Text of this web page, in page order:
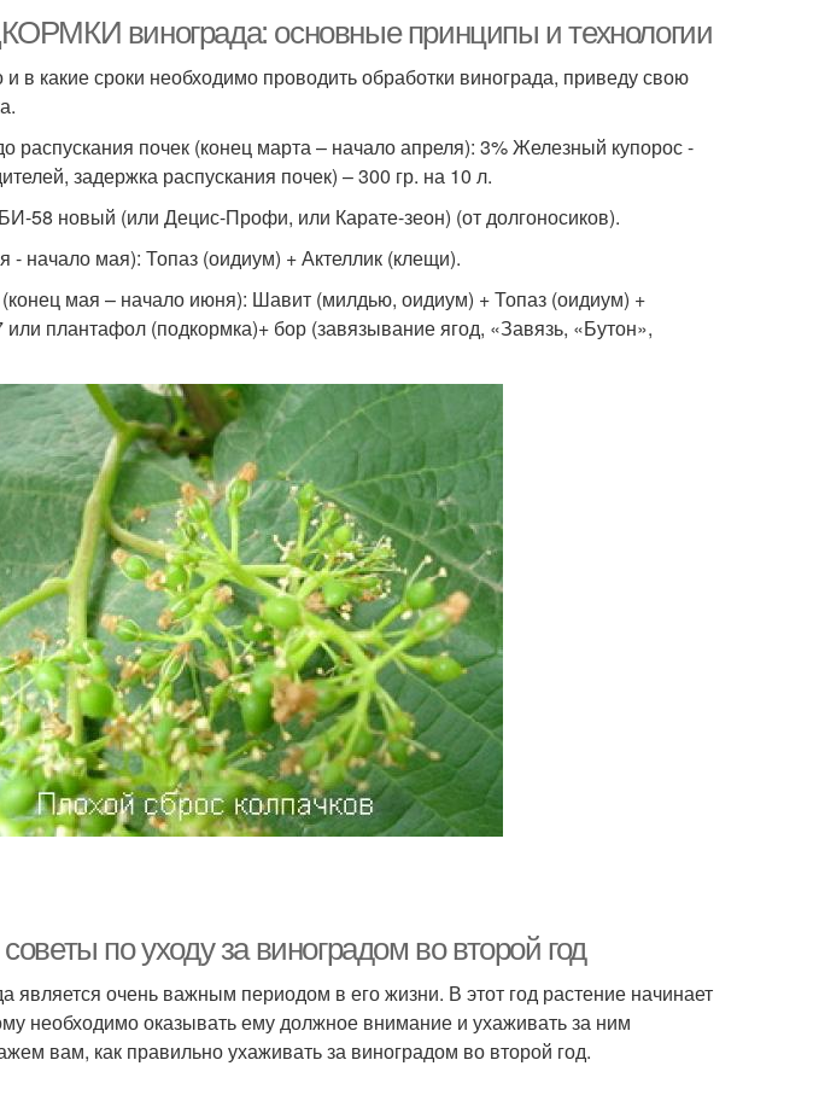
винограда: основные принципы и технологии
и в какие сроки необходимо проводить обработки винограда, приведу свою
распускания почек (конец марта – начало апреля): 3% Железный купорос -
задержка распускания почек) – 300 гр. на 10 л.
58 новый (или Децис-Профи, или Карате-зеон) (от долгоносиков).
- начало мая): Топаз (оидиум) + Актеллик (клещи).
мая – начало июня): Шавит (милдью, оидиум) + Топаз (оидиум) +
плантафол (подкормка)+ бор (завязывание ягод, «Завязь, «Бутон»,
по уходу за виноградом во второй год
является очень важным периодом в его жизни. В этот год растение начинает
необходимо оказывать ему должное внимание и ухаживать за ним
вам, как правильно ухаживать за виноградом во второй год.